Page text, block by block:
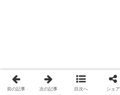
前の記事 次の記事 目次へ シェア